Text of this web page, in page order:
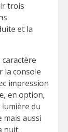
trois
et la
la console
impression
en option,
du
mais aussi
nuit.